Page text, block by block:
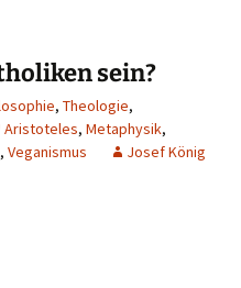
sein?
, Theologie,
Aristoteles, Metaphysik,
, Veganismus Josef König